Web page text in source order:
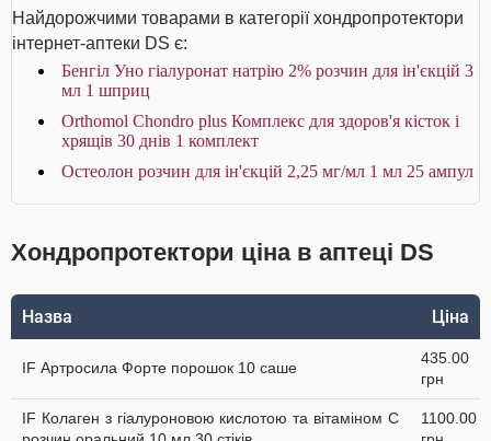
Найдорожчими товарами в категорії хондропротектори
інтернет-аптеки DS є:
Бенгіл Уно гіалуронат натрію 2% розчин для ін'єкцій 3
мл 1 шприц
Orthomol Chondro plus Комплекс для здоров'я кісток і
хрящів 30 днів 1 комплект
Остеолон розчин для ін'єкцій 2,25 мг/мл 1 мл 25 ампул
Хондропротектори ціна в аптеці DS
Назва Ціна
IF Артросила Форте порошок 10 саше
435.00
грн
IF Колаген з гіалуроновою кислотою та вітаміном C
1100.00